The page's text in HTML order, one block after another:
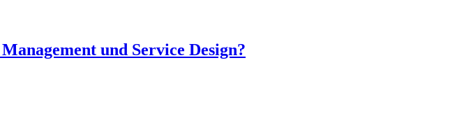
und Service Design?